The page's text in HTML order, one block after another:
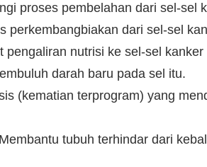
proses pembelahan dari sel-sel
perkembangbiakan dari sel-sel
pengaliran nutrisi ke sel-sel kanker
darah baru pada sel itu.
(kematian terprogram) yang
Membantu tubuh terhindar dari